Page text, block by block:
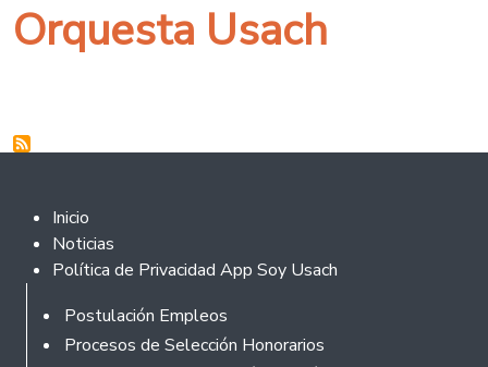
Orquesta Usach
Footer 2
Inicio
Noticias
Política de Privacidad App Soy Usach
Rodapé
Postulación Empleos
Procesos de Selección Honorarios